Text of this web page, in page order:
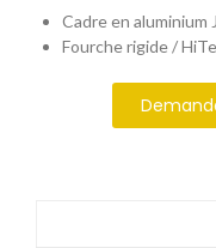
Cadre en aluminium
Fourche rigide /